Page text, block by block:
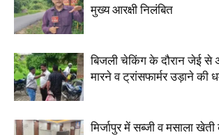
मुख्य आरक्षी निलंबित
बिजली चेकिंग के दौरान जेई से
मारने व ट्रांसफार्मर उड़ाने की
मिर्जापुर में सब्जी व मसाला खेती